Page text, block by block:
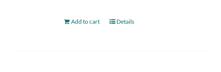
Add to cart Details